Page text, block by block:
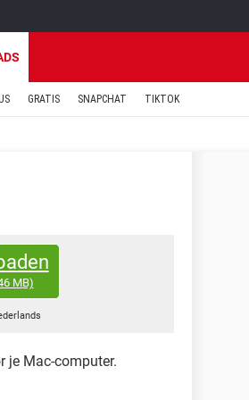
GRATIS SNAPCHAT TIKTOK
MB)
je Mac-computer.